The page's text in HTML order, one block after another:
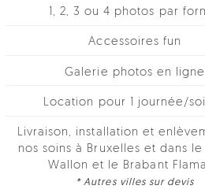
Accessoires fun
Galerie photos en ligne
Location pour 1 journée/soirée
installation et enlèvement par
soins à Bruxelles et dans le Brabant
Wallon et le Brabant Flamand
RÉSERVER MA FACEBOX